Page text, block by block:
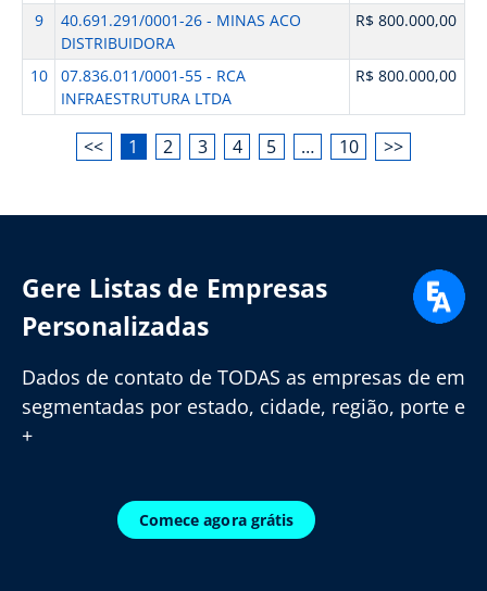
9
40.691.291/0001-26 - MINAS ACO
DISTRIBUIDORA
R$ 800.000,00
10
07.836.011/0001-55 - RCA
INFRAESTRUTURA LTDA
R$ 800.000,00
<< 1 2 3 4 5 … 10 >>
Gere Listas de Empresas
Personalizadas
Dados de contato de TODAS as empresas de em
segmentadas por estado, cidade, região, porte e
+
Comece agora grátis